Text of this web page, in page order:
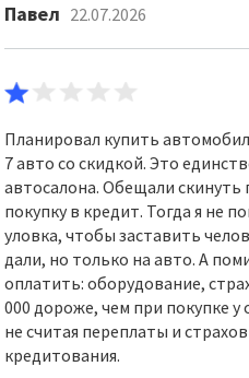
Павел 22.07.2026
Планировал купить
7 авто со скидкой. Это
автосалона. Обещали скинуть
покупку в кредит. Тогда я не
уловка, чтобы заставить
дали, но только на авто. А
оплатить: оборудование,
000 дороже, чем при покупке
не считая переплаты и
кредитования.